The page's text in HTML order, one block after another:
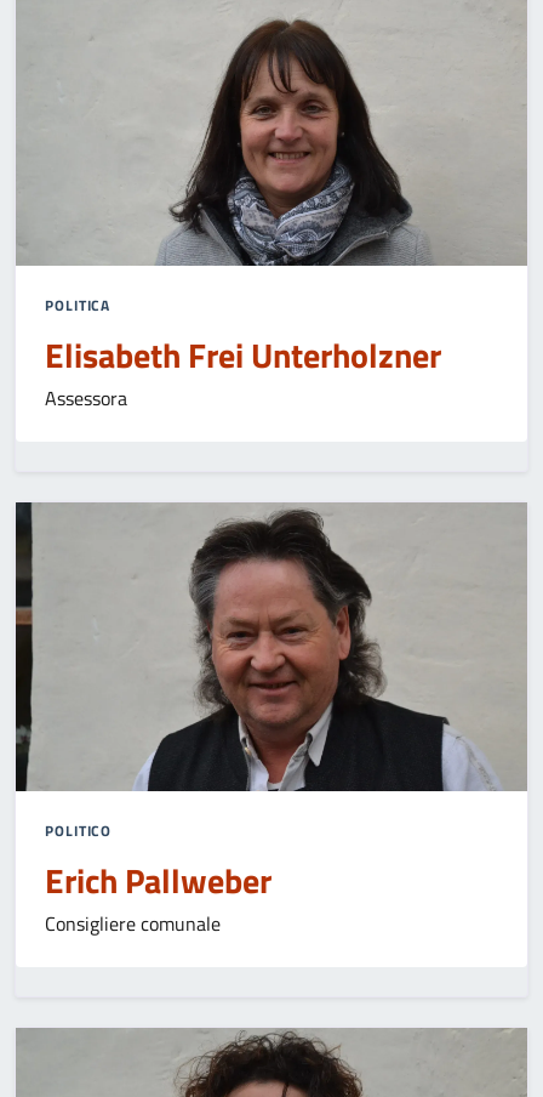
POLITICA
Elisabeth Frei Unterholzner
Assessora
POLITICO
Erich Pallweber
Consigliere comunale